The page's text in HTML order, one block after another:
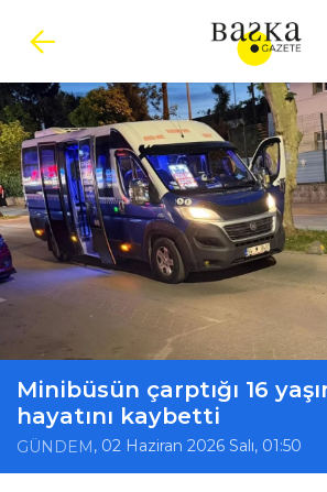
Minibüsün çarptığı 16
hayatını kaybetti
GÜNDEM , 02 Haziran 2026 Salı, 01:50